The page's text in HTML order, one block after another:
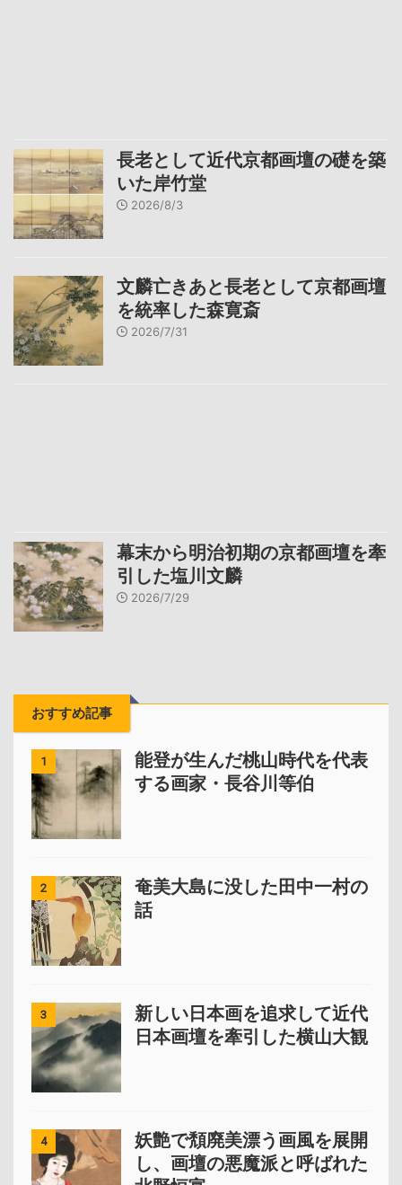
長老として近代京都画壇の礎を築
いた岸竹堂
2026/8/3
文麟亡きあと長老として京都画壇
を統率した森寛斎
2026/7/31
幕末から明治初期の京都画壇を牽
引した塩川文麟
2026/7/29
おすすめ記事
1
能登が生んだ桃山時代を代表
する画家・長谷川等伯
2
奄美大島に没した田中一村の
話
3
新しい日本画を追求して近代
日本画壇を牽引した横山大観
4
妖艶で頽廃美漂う画風を展開
し、画壇の悪魔派と呼ばれた